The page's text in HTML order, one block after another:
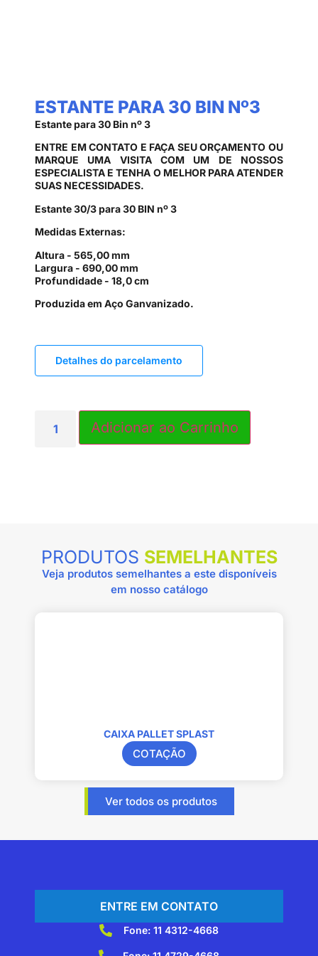
ESTANTE PARA 30 BIN Nº3
Estante para 30 Bin nº 3
ENTRE EM CONTATO E FAÇA SEU ORÇAMENTO OU
MARQUE UMA VISITA COM UM DE NOSSOS
ESPECIALISTA E TENHA O MELHOR PARA ATENDER
SUAS NECESSIDADES.
Estante 30/3 para 30 BIN nº 3
Medidas Externas:
Altura - 565,00 mm
Largura - 690,00 mm
Profundidade - 18,0 cm
Produzida em Aço Ganvanizado.
Detalhes do parcelamento
PRODUTOS SEMELHANTES
Veja produtos semelhantes a este disponíveis
em nosso catálogo
CAIXA PALLET SPLAST
COTAÇÃO
Ver todos os produtos
ENTRE EM CONTATO
Fone: 11 4312-4668